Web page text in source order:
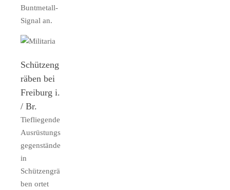
Buntmetall-
Signal an.
Schützeng
räben bei
Freiburg i.
/ Br.
Tiefliegende
Ausrüstungs
gegenstände
in
Schützengrä
ben ortet